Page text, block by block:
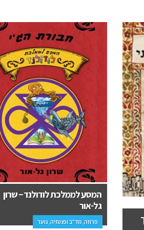
נחש בעץ הזית (אהבה ומדון
הקודש) – מיכאל אטלס
יחסים זוגיות, פרוזה